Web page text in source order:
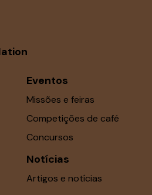
Eventos
Missões e feiras
Competições de café
Concursos
Notícias
Artigos e notícias